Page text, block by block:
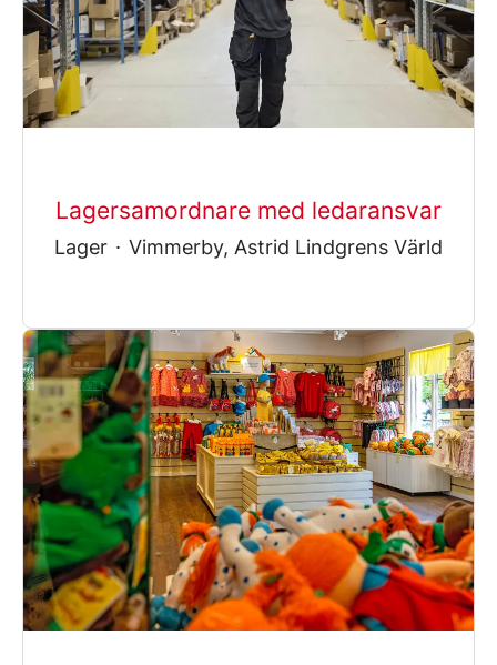
Lagersamordnare med ledaransvar
Lager · Vimmerby, Astrid Lindgrens Värld